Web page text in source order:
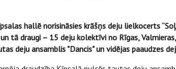
hallē norisināsies krāšņs deju lielkocerts
tā draugi – 15 deju kolektīvi no Rīgas,
deju ansamblis "Dancis" un vidējas paaudzes